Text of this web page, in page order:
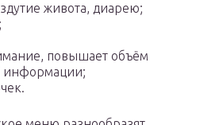
живота, диарею;
повышает объём
информации;